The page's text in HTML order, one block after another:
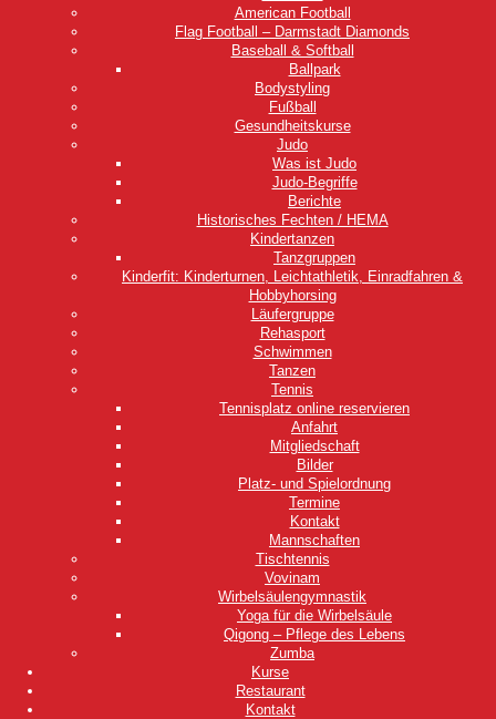
American Football
Flag Football – Darmstadt Diamonds
Baseball & Softball
Ballpark
Bodystyling
Fußball
Gesundheitskurse
Judo
Was ist Judo
Judo-Begriffe
Berichte
Historisches Fechten / HEMA
Kindertanzen
Tanzgruppen
Kinderfit: Kinderturnen, Leichtathletik, Einradfahren &
Hobbyhorsing
Läufergruppe
Rehasport
Schwimmen
Tanzen
Tennis
Tennisplatz online reservieren
Anfahrt
Mitgliedschaft
Bilder
Platz- und Spielordnung
Termine
Kontakt
Mannschaften
Tischtennis
Vovinam
Wirbelsäulengymnastik
Yoga für die Wirbelsäule
Qigong – Pflege des Lebens
Zumba
Kurse
Restaurant
Kontakt